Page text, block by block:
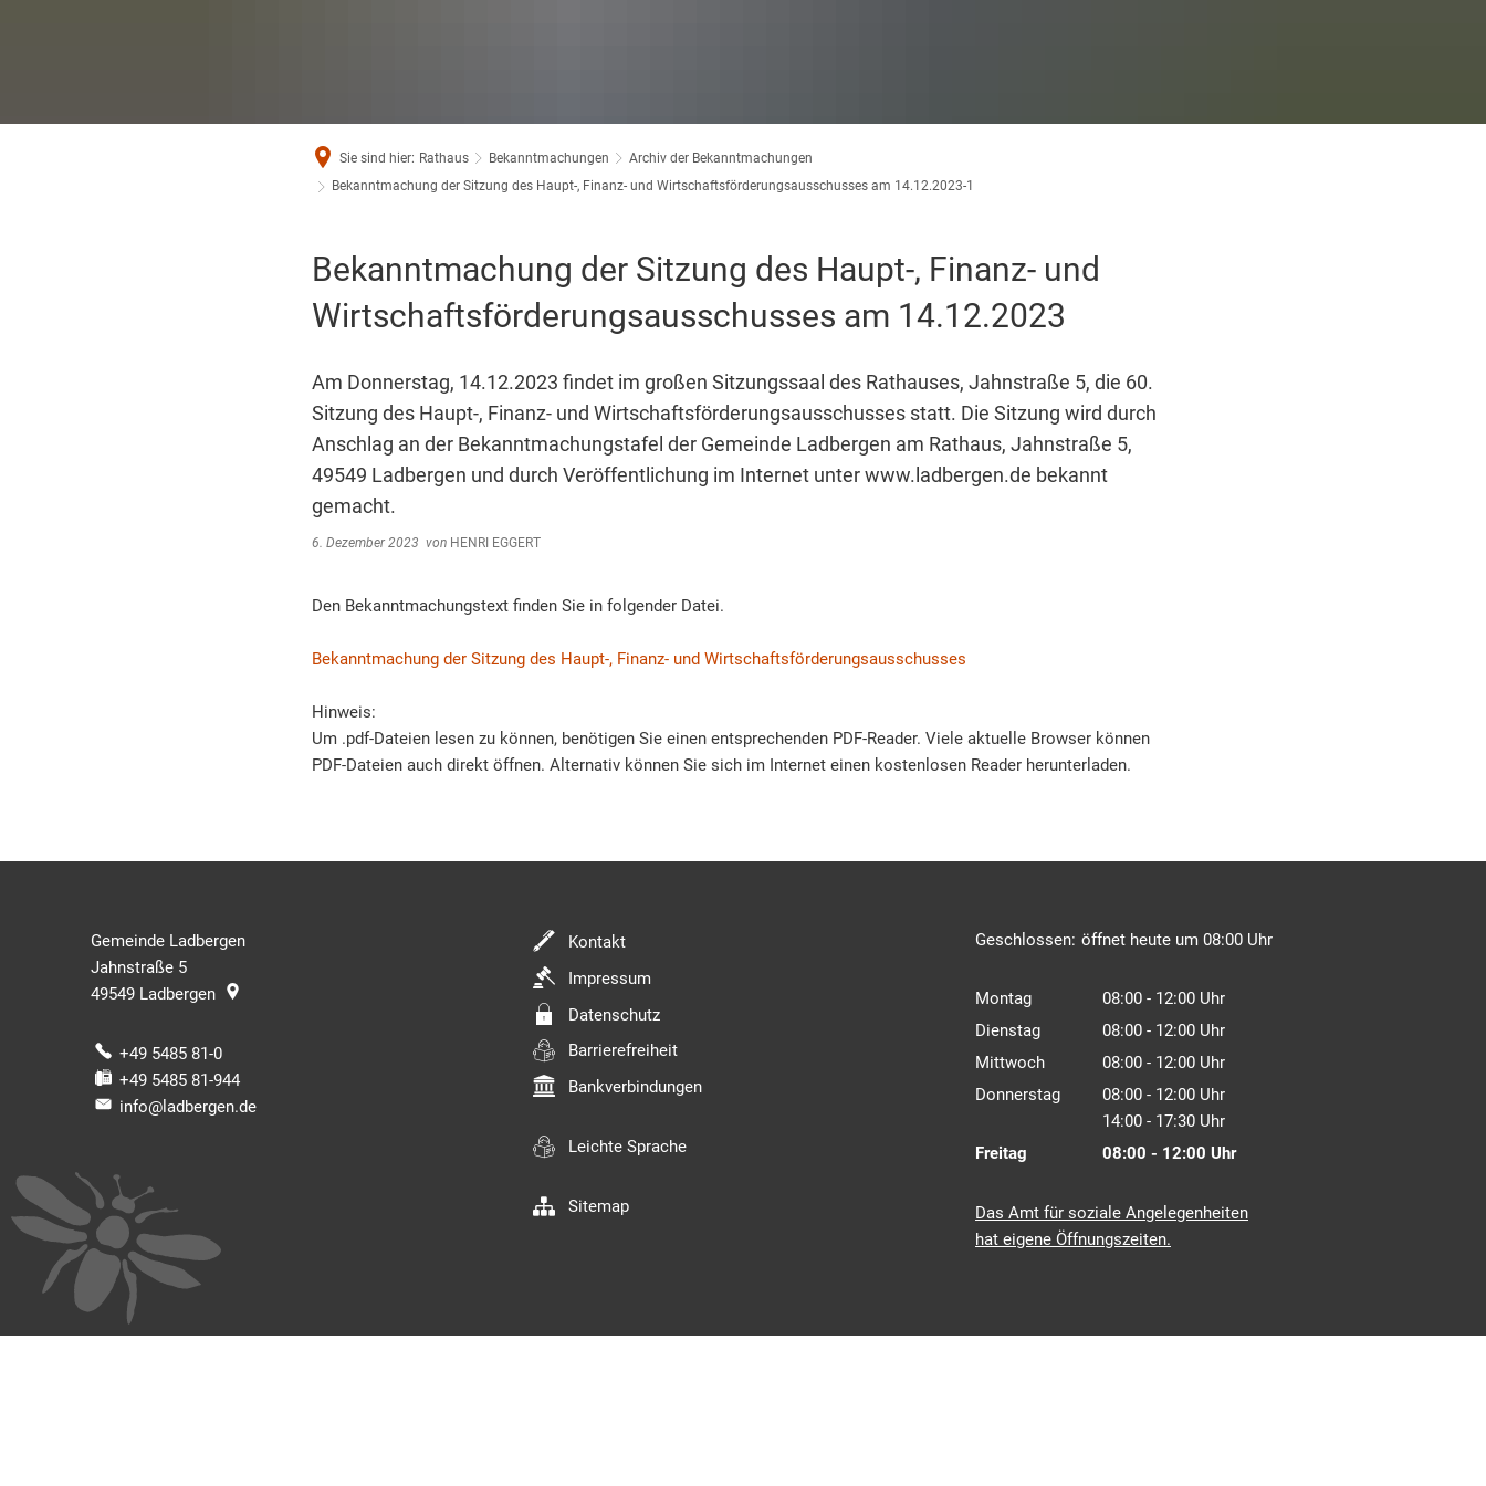
Sie sind hier: Rathaus Bekanntmachungen
Archiv der Bekanntmachungen
Bekanntmachung der Sitzung des Haupt-, Finanz- und Wirtschaftsförderungsausschusses am 14.12.2023-1
Bekanntmachung der Sitzung des Haupt-, Finanz- und
Wirtschaftsförderungsausschusses am 14.12.2023
Am Donnerstag, 14.12.2023 findet im großen Sitzungssaal des Rathauses, Jahnstraße 5, die 60.
Sitzung des Haupt-, Finanz- und Wirtschaftsförderungsausschusses statt. Die Sitzung wird durch
Anschlag an der Bekanntmachungstafel der Gemeinde Ladbergen am Rathaus, Jahnstraße 5,
49549 Ladbergen und durch Veröffentlichung im Internet unter www.ladbergen.de bekannt
gemacht.
6. Dezember 2023 von HENRI EGGERT
Den Bekanntmachungstext finden Sie in folgender Datei.
Bekanntmachung der Sitzung des Haupt-, Finanz- und Wirtschaftsförderungsausschusses
Hinweis:
Um .pdf-Dateien lesen zu können, benötigen Sie einen entsprechenden PDF-Reader. Viele aktuelle Browser können
PDF-Dateien auch direkt öffnen. Alternativ können Sie sich im Internet einen kostenlosen Reader herunterladen.
Gemeinde Ladbergen
Jahnstraße 5
49549 Ladbergen
+49 5485 81-0
+49 5485 81-944
info@ladbergen.de
Kontakt
Impressum
Datenschutz
Barrierefreiheit
Bankverbindungen
Leichte Sprache
Sitemap
Klicken, um weitere Öffnungs- oder Schließzeiten auszublenden
Geschlossen: öffnet heute um 08:00 Uhr
Montag 08:00 - 12:00 Uhr
Von 08:00 bis 12:00 Uhr
Dienstag 08:00 - 12:00 Uhr
Von 08:00 bis 12:00 Uhr
Mittwoch 08:00 - 12:00 Uhr
Von 08:00 bis 12:00 Uhr
Donnerstag 08:00 - 12:00 Uhr
Von 08:00 bis 12:00 Uhr
14:00 - 17:30 Uhr
Von 14:00 bis 17:30 Uhr
Freitag 08:00 - 12:00 Uhr
Das Amt für soziale Angelegenheiten
hat eigene Öffnungszeiten.